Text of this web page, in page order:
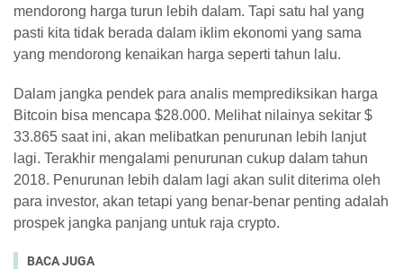
mendorong harga turun lebih dalam. Tapi satu hal yang
pasti kita tidak berada dalam iklim ekonomi yang sama
yang mendorong kenaikan harga seperti tahun lalu.
Dalam jangka pendek para analis memprediksikan harga
Bitcoin bisa mencapa $28.000. Melihat nilainya sekitar $
33.865 saat ini, akan melibatkan penurunan lebih lanjut
lagi. Terakhir mengalami penurunan cukup dalam tahun
2018. Penurunan lebih dalam lagi akan sulit diterima oleh
para investor, akan tetapi yang benar-benar penting adalah
prospek jangka panjang untuk raja crypto.
BACA JUGA